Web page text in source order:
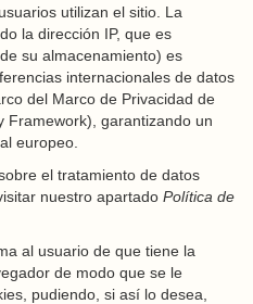
utilizan el sitio. La
la dirección IP, que es
su almacenamiento) es
internacionales de datos
del Marco de Privacidad de
Framework), garantizando un
europeo.
el tratamiento de datos
nuestro apartado Política de
al usuario de que tiene la
de modo que se le
pudiendo, si así lo desea,